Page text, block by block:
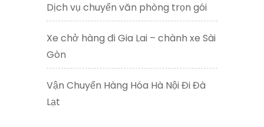
Dịch vụ chuyển văn phòng trọn gói
Xe chở hàng đi Gia Lai – chành xe Sài
Gòn
Vận Chuyển Hàng Hóa Hà Nội Đi Đà
Lạt